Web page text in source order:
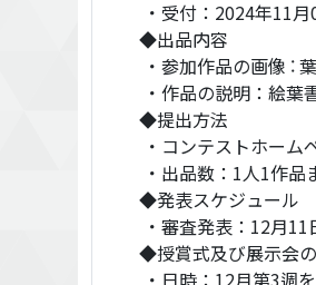
・受付：2024年11
◆出品内容
・参加作品の画像 :
・作品の説明：絵
◆提出方法
・コンテストホーム
・出品数：1人1作品
◆発表スケジュール
・審査発表：12月11
◆授賞式及び展示会
・日時：12月第3週